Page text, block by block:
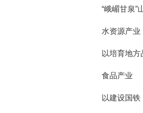
“峨嵋甘泉”
水资源产业
以培育地方
食品产业
以建设国